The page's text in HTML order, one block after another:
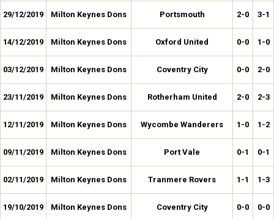
29/12/2019 Milton Keynes Dons Portsmouth 2-0 3-1
14/12/2019 Milton Keynes Dons Oxford United 0-0 1-0
03/12/2019 Milton Keynes Dons Coventry City 0-0 2-0
23/11/2019 Milton Keynes Dons Rotherham United 2-0 2-3
12/11/2019 Milton Keynes Dons Wycombe Wanderers 1-0 1-2
09/11/2019 Milton Keynes Dons Port Vale 0-1 0-1
02/11/2019 Milton Keynes Dons Tranmere Rovers 1-1 1-3
19/10/2019 Milton Keynes Dons Coventry City 0-0 0-0